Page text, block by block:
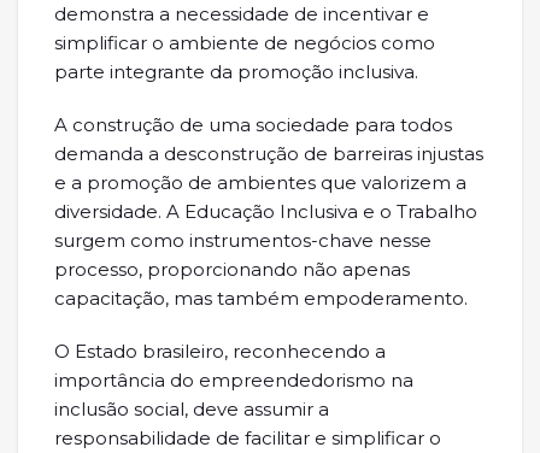
demonstra a necessidade de incentivar e
simplificar o ambiente de negócios como
parte integrante da promoção inclusiva.
A construção de uma sociedade para todos
demanda a desconstrução de barreiras injustas
e a promoção de ambientes que valorizem a
diversidade. A Educação Inclusiva e o Trabalho
surgem como instrumentos-chave nesse
processo, proporcionando não apenas
capacitação, mas também empoderamento.
O Estado brasileiro, reconhecendo a
importância do empreendedorismo na
inclusão social, deve assumir a
responsabilidade de facilitar e simplificar o